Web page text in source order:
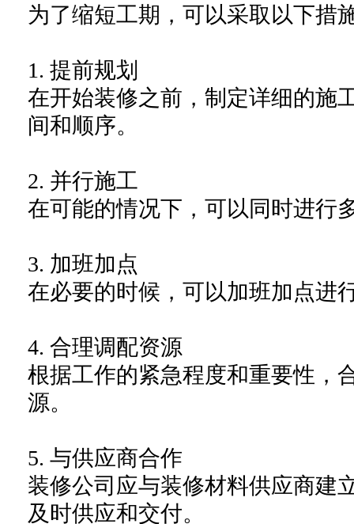
为了缩短工期，可以采取以下措
1. 提前规划
在开始装修之前，制定详细的施
间和顺序。
2. 并行施工
在可能的情况下，可以同时进行
3. 加班加点
在必要的时候，可以加班加点进
4. 合理调配资源
根据工作的紧急程度和重要性，
源。
5. 与供应商合作
装修公司应与装修材料供应商建
及时供应和交付。